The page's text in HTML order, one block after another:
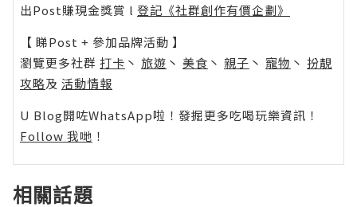
出Post賺現金獎賞 l 登記《社群創作有價企劃》
【 睇Post + 參加品牌活動 】
瀏覽更多社群 打卡 丶 旅遊 丶 美食 丶 親子 丶 寵物 丶 扮靚
攻略及 活動情報
U Blog開咗WhatsApp啦！發掘更多吃喝玩樂資訊！
Follow 我哋 ！
相關話題